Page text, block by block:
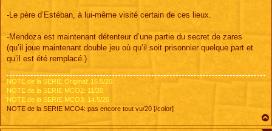
-Le père d’Estéban, à lui-même visité certain de ces lieux.
-Mendoza est maintenant détenteur d’une partie du secret de zares
(qu’il joue maintenant double jeu où qu’il soit prisonnier quelque part et
qu’il est été remplacé.)
NOTE de la SERIE Original: 16.5/20.
NOTE de la SERIE MCO2: 11/20
NOTE de la SERIE MCO3: 14.5/20
NOTE de la SERIE MCO4: pas encore tout vu/20 [/color]